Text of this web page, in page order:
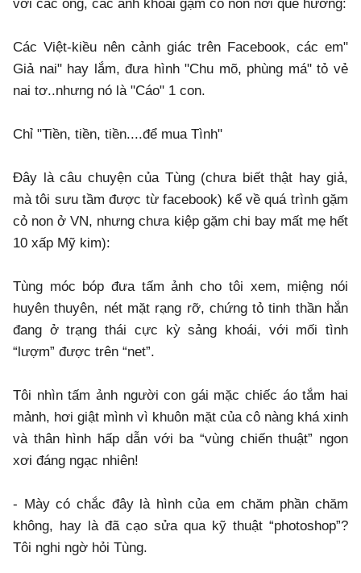
với các ông, các anh khoái gặm cỏ non nơi quê hương:
Các Việt-kiều nên cảnh giác trên Facebook, các em"
Giả nai" hay lắm, đưa hình "Chu mõ, phùng má" tỏ vẻ
nai tơ..nhưng nó là "Cáo" 1 con.
Chỉ "Tiền, tiền, tiền....để mua Tình"
Đây là câu chuyện của Tùng (chưa biết thật hay giả,
mà tôi sưu tầm được từ facebook) kể về quá trình gặm
cỏ non ở VN, nhưng chưa kiệp gặm chi bay mất mẹ hết
10 xấp Mỹ kim):
Tùng móc bóp đưa tấm ảnh cho tôi xem, miệng nói
huyên thuyên, nét mặt rạng rỡ, chứng tỏ tinh thần hắn
đang ở trạng thái cực kỳ sảng khoái, với mối tình
“lượm” được trên “net”.
Tôi nhìn tấm ảnh người con gái mặc chiếc áo tắm hai
mảnh, hơi giật mình vì khuôn mặt của cô nàng khá xinh
và thân hình hấp dẫn với ba “vùng chiến thuật” ngon
xơi đáng ngạc nhiên!
- Mày có chắc đây là hình của em chăm phần chăm
không, hay là đã cạo sửa qua kỹ thuật “photoshop”?
Tôi nghi ngờ hỏi Tùng.